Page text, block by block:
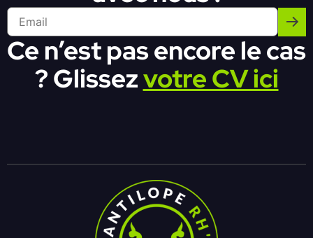
Ce n’est pas encore le cas
? Glissezvotre CV ici